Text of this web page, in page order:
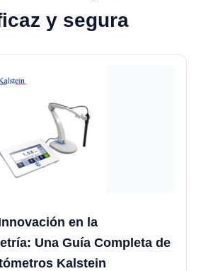
y segura
en la
Una Guía Completa de
Kalstein